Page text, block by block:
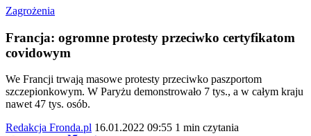
Zagrożenia
Francja: ogromne protesty przeciwko certyfikatom
covidowym
We Francji trwają masowe protesty przeciwko paszportom
szczepionkowym. W Paryżu demonstrowało 7 tys., a w całym kraju
nawet 47 tys. osób.
Redakcja Fronda.pl 16.01.2022 09:55 1 min czytania